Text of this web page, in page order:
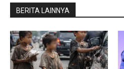
BERITA LAINNYA